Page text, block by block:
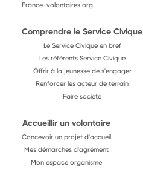
France-volontaires.org
Comprendre le Service Civique
Le Service Civique en bref
Les référents Service Civique
Offrir à la jeunesse de s'engager
Renforcer les acteur de terrain
Faire société
Accueillir un volontaire
Concevoir un projet d'accueil
Mes démarches d'agrément
Mon espace organisme